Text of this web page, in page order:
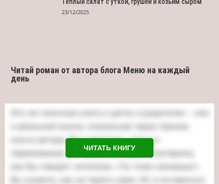
23/12/2025
Читай роман от автора блога Меню на каждый
день
ЧИТАТЬ КНИГУ